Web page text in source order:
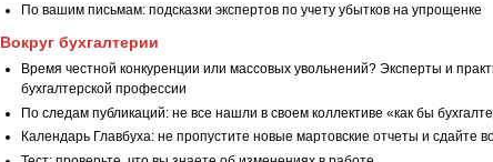
По вашим письмам: подсказки экспертов по учету убытков на упрощенке
Вокруг бухгалтерии
Время честной конкуренции или массовых увольнений? Эксперты и
бухгалтерской профессии
По следам публикаций: не все нашли в своем коллективе «как бы
Календарь Главбуха: не пропустите новые мартовские отчеты и сдайте